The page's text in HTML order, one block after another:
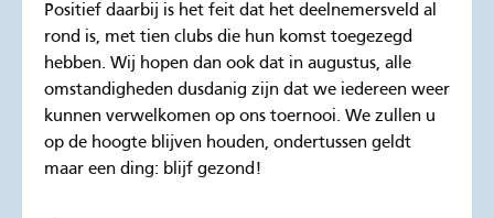
Positief daarbij is het feit dat het deelnemersveld al
rond is, met tien clubs die hun komst toegezegd
hebben. Wij hopen dan ook dat in augustus, alle
omstandigheden dusdanig zijn dat we iedereen weer
kunnen verwelkomen op ons toernooi. We zullen u
op de hoogte blijven houden, ondertussen geldt
maar een ding: blijf gezond!